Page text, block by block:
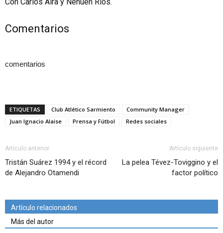
Comentarios
comentarios
ETIQUETAS Club Atlético Sarmiento
Community Manager
Juan Ignacio Alaise
Prensa y Fútbol Redes sociales
Artículo anterior
Tristán Suárez 1994 y el récord
de Alejandro Otamendi
Artículo siguiente
La pelea Tévez-Toviggino y el
factor político
Artículo relacionados
Más del autor